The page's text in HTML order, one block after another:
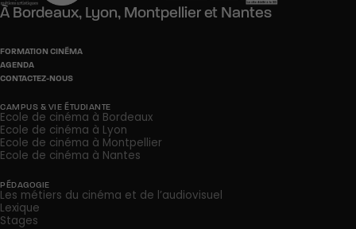
À Bordeaux, Lyon, Montpellieret Nantes
FORMATION CINÉMA
AGENDA
CONTACTEZ-NOUS
CAMPUS & VIE ÉTUDIANTE
Ecole de cinéma à Bordeaux
Ecole de cinéma à Lyon
Ecole de cinéma à Montpellier
Ecole de cinéma à Nantes
PÉDAGOGIE
Les métiers du cinéma et de l’audiovisuel
Lexique
Stages